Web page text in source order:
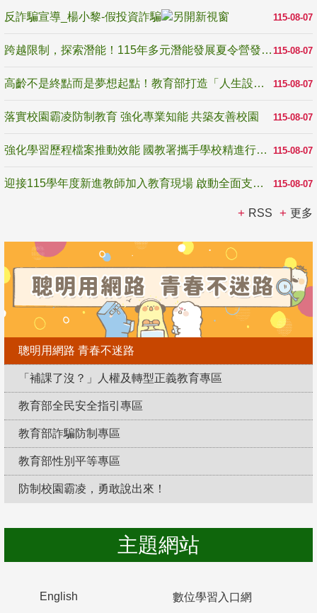
115-08-07
反詐騙宣導_楊小黎-假投資詐騙
115-08-07
跨越限制，探索潛能！115年多元潛能發展夏令營發掘生命無限可能
115-08-07
高齡不是終點而是夢想起點！教育部打造「人生設計夢工場」 參展第3屆高齡健康產業博覽會
115-08-07
落實校園霸凌防制教育 強化專業知能 共築友善校園
115-08-07
強化學習歷程檔案推動效能 國教署攜手學校精進行政與教學支持
115-08-07
迎接115學年度新進教師加入教育現場 啟動全面支持陪伴
RSS 更多
聰明用網路 青春不迷路
「補課了沒？」人權及轉型正義教育專區
教育部全民安全指引專區
教育部詐騙防制專區
教育部性別平等專區
防制校園霸凌，勇敢說出來！
主題網站
English 數位學習入口網